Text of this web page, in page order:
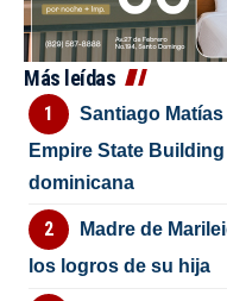
Más leídas
Santiago
Empire State
dominicana
Madre de
los logros de su hija